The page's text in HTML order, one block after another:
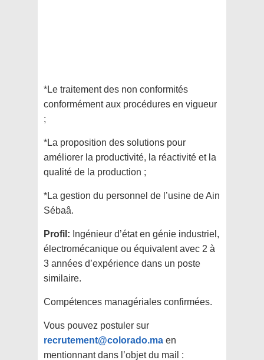
*Le traitement des non conformités
conformément aux procédures en vigueur
;
*La proposition des solutions pour
améliorer la productivité, la réactivité et la
qualité de la production ;
*La gestion du personnel de l’usine de Ain
Sébaâ.
Profil: Ingénieur d’état en génie industriel,
électromécanique ou équivalent avec 2 à
3 années d’expérience dans un poste
similaire.
Compétences managériales confirmées.
Vous pouvez postuler sur
recrutement@colorado.ma en
mentionnant dans l’objet du mail :